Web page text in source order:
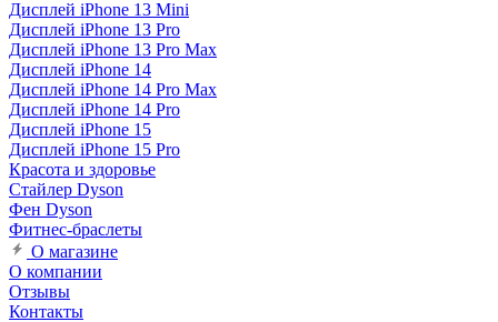
Дисплей iPhone 13 Mini
Дисплей iPhone 13 Pro
Дисплей iPhone 13 Pro Max
Дисплей iPhone 14
Дисплей iPhone 14 Pro Max
Дисплей iPhone 14 Pro
Дисплей iPhone 15
Дисплей iPhone 15 Pro
Красота и здоровье
Стайлер Dyson
Фен Dyson
Фитнес-браслеты
О магазине
О компании
Отзывы
Контакты